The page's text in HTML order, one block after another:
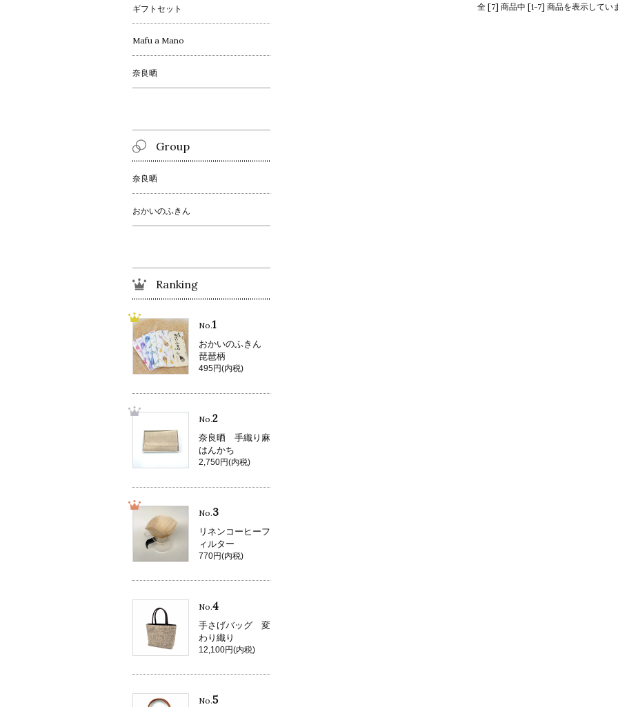
全 [7] 商品中 [1-7] 商品を表示してい
ギフトセット
Mafu a Mano
奈良晒
Group
奈良晒
おかいのふきん
Ranking
No.1
おかいのふきん
琵琶柄
495円(内税)
No.2
奈良晒 手織り麻
はんかち
2,750円(内税)
No.3
リネンコーヒーフ
ィルター
770円(内税)
No.4
手さげバッグ 変
わり織り
12,100円(内税)
No.5